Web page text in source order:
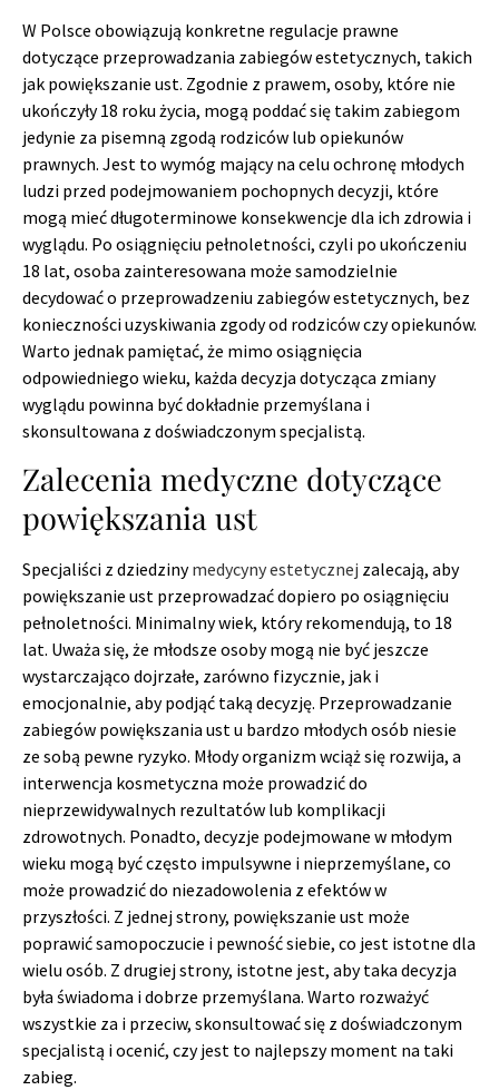
W Polsce obowiązują konkretne regulacje prawne
dotyczące przeprowadzania zabiegów estetycznych, takich
jak powiększanie ust. Zgodnie z prawem, osoby, które nie
ukończyły 18 roku życia, mogą poddać się takim zabiegom
jedynie za pisemną zgodą rodziców lub opiekunów
prawnych. Jest to wymóg mający na celu ochronę młodych
ludzi przed podejmowaniem pochopnych decyzji, które
mogą mieć długoterminowe konsekwencje dla ich zdrowia i
wyglądu. Po osiągnięciu pełnoletności, czyli po ukończeniu
18 lat, osoba zainteresowana może samodzielnie
decydować o przeprowadzeniu zabiegów estetycznych, bez
konieczności uzyskiwania zgody od rodziców czy opiekunów.
Warto jednak pamiętać, że mimo osiągnięcia
odpowiedniego wieku, każda decyzja dotycząca zmiany
wyglądu powinna być dokładnie przemyślana i
skonsultowana z doświadczonym specjalistą.
Zalecenia medyczne dotyczące
powiększania ust
Specjaliści z dziedzinymedycyny estetycznej zalecają, aby
powiększanie ust przeprowadzać dopiero po osiągnięciu
pełnoletności. Minimalny wiek, który rekomendują, to 18
lat. Uważa się, że młodsze osoby mogą nie być jeszcze
wystarczająco dojrzałe, zarówno fizycznie, jak i
emocjonalnie, aby podjąć taką decyzję. Przeprowadzanie
zabiegów powiększania ust u bardzo młodych osób niesie
ze sobą pewne ryzyko. Młody organizm wciąż się rozwija, a
interwencja kosmetyczna może prowadzić do
nieprzewidywalnych rezultatów lub komplikacji
zdrowotnych. Ponadto, decyzje podejmowane w młodym
wieku mogą być często impulsywne i nieprzemyślane, co
może prowadzić do niezadowolenia z efektów w
przyszłości. Z jednej strony, powiększanie ust może
poprawić samopoczucie i pewność siebie, co jest istotne dla
wielu osób. Z drugiej strony, istotne jest, aby taka decyzja
była świadoma i dobrze przemyślana. Warto rozważyć
wszystkie za i przeciw, skonsultować się z doświadczonym
specjalistą i ocenić, czy jest to najlepszy moment na taki
zabieg.